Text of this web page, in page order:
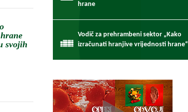
svojih
hrane
Vodič za prehrambeni sektor „Kako
izračunati hranjive vrijednosti hrane“